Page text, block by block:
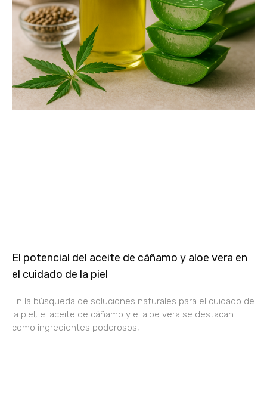
El potencial del aceite de cáñamo y aloe vera en
el cuidado de la piel
En la búsqueda de soluciones naturales para el cuidado de
la piel, el aceite de cáñamo y el aloe vera se destacan
como ingredientes poderosos,